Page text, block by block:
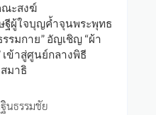
ณะสงฆ์
ฐีผู้ใจบุญค้ำจุนพระพุทธ
รมกาย” อัญเชิญ “ผ้า
เข้าสู่ศูนย์กลางพิธี
มาธิ
นธรรมชัย